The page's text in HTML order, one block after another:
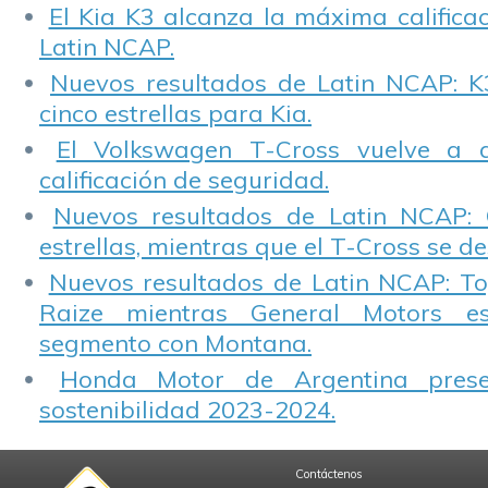
El Kia K3 alcanza la máxima
Latin NCAP.
Nuevos resultados de Latin NCAP:
cinco estrellas para Kia.
El Volkswagen T-Cross vuelve a
calificación de seguridad.
Nuevos resultados de Latin NCAP:
estrellas, mientras que el T-Cross se
Nuevos resultados de Latin NCAP:
Raize mientras General Motors
segmento con Montana.
Honda Motor de Argentina
sostenibilidad 2023-2024.
Contáctenos